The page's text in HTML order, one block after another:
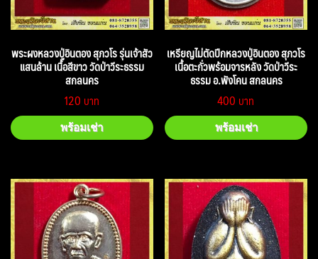
พระผงหลวงปู่อินตอง สุภวโร รุ่นเจ้าสัว
แสนล้าน เนื้อสีขาว วัดป่าวีระธรรม
สกลนคร
120
พร้อมเช่า
เหรียญไม่ตัดปีกหลวงปู่อินตอง สุภวโร
เนื้อตะกั่วพร้อมจารหลัง วัดป่าวีระ
ธรรม อ.พังโคน สกลนคร
400
พร้อมเช่า